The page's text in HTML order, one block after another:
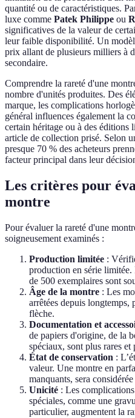
quantité ou de caractéristiques.
luxe comme Patek Philippe ou
significatives de la valeur de
leur faible disponibilité. Un
prix allant de plusieurs milliers à
secondaire.
Comprendre la rareté d'une
nombre d'unités produites. Des
marque, les complications
général influences également la
certain héritage ou à des éditions
article de collection prisé. Selon
presque 70 % des acheteurs
facteur principal dans leur
Les critères pour
montre
Pour évaluer la rareté d'une
soigneusement examinés :
Production limitée :
production en série limitée.
de 500 exemplaires sont
Âge de la montre : Les
arrêtées depuis
flèche.
Documentation et
de papiers d'origine, de la
spéciaux, sont plus rares et
État de conservation :
valeur. Une montre en
manquants, sera
Unicité : Les
spéciales, comme une
particulier, augmentent la